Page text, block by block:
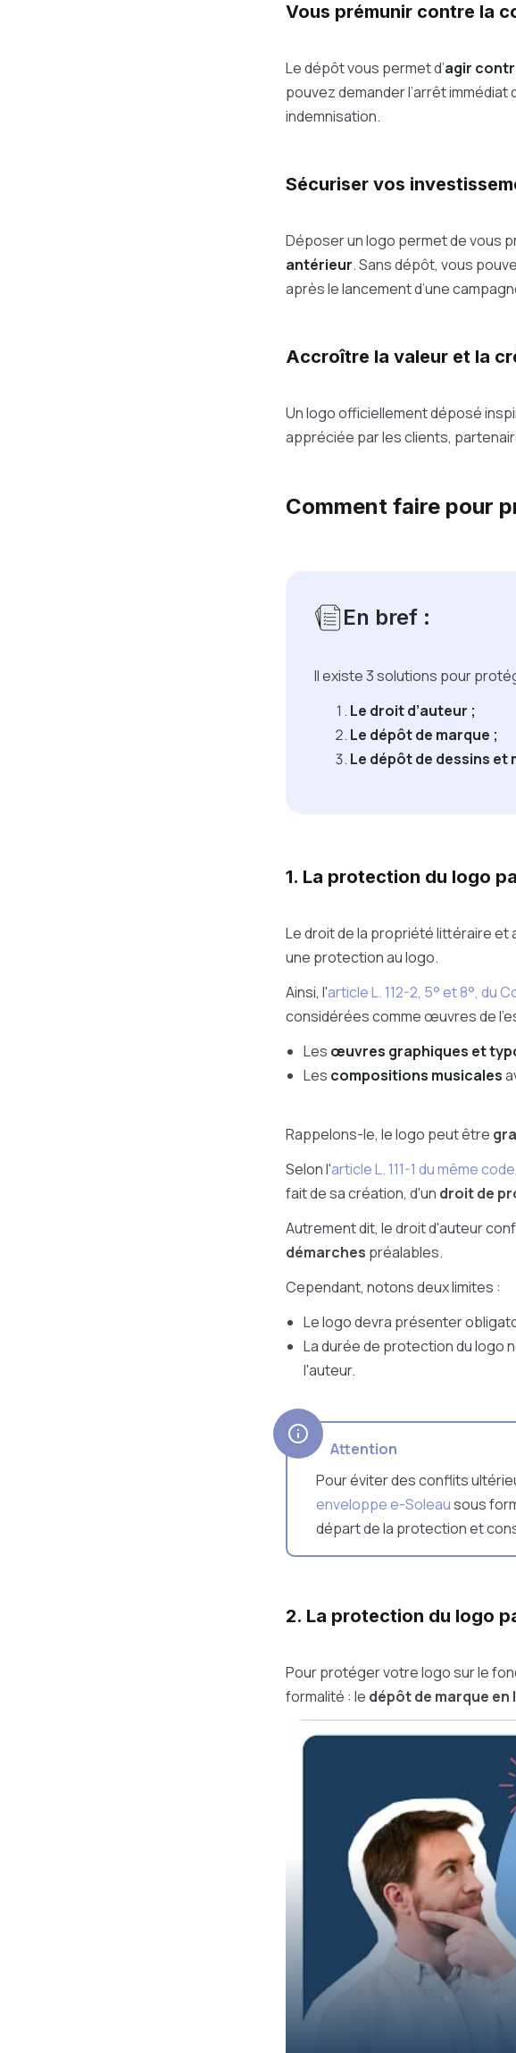
Vous prémunir contre la
Le dépôt vous permet d’agir
pouvez demander l’arrêt
indemnisation.
Sécuriser vos
Déposer un logo permet de vous
antérieur. Sans dépôt, vous
après le lancement d’une
Accroître la valeur et la
Un logo officiellement déposé
appréciée par les clients,
Comment faire pour
En bref :
Il existe 3 solutions pour
Le droit d’auteur ;
Le dépôt de marque ;
Le dépôt de dessins et
1. La protection du logo
Le droit de la propriété littéraire
une protection au logo.
Ainsi, l'article L. 112-2, 5° et 8°, du
considérées comme œuvres de
Les œuvres graphiques et
Les compositions musicales
Rappelons-le, le logo peut être
Selon l'article L. 111-1 du même code
fait de sa création, d'un droit de
Autrement dit, le droit d'auteur
démarches préalables.
Cependant, notons deux limites :
Le logo devra présenter
La durée de protection du logo
l'auteur.
Attention
Pour éviter des conflits
enveloppe e-Soleausous
départ de la protection et
2. La protection du logo
Pour protéger votre logo sur le
formalité : le dépôt de marque en